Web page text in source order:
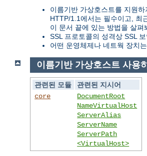
이름기반 가상호스트를 지원
HTTP/1.1에서는 필수이고, 최
이 문서 끝에 있는 방법을 살펴
SSL 프로토콜의 성격상 SSL
어떤 운영체제나 네트웍 장치
이름기반 가상호스트 사용
관련된 모듈
관련된 지시어
core
DocumentRoot
NameVirtualHost
ServerAlias
ServerName
ServerPath
<VirtualHost>